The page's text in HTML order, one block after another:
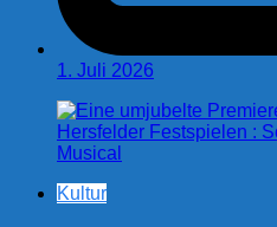
1. Juli 2026
Kultur